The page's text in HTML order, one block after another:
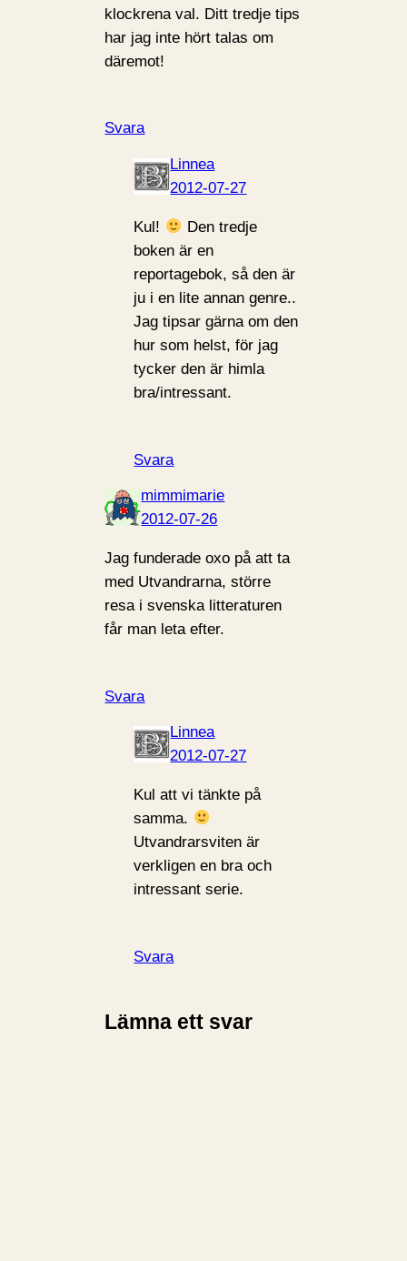
klockrena val. Ditt tredje tips
har jag inte hört talas om
däremot!
Svara
Linnea
2012-07-27
Kul!
Den tredje
boken är en
reportagebok, så den är
ju i en lite annan genre..
Jag tipsar gärna om den
hur som helst, för jag
tycker den är himla
bra/intressant.
Svara
mimmimarie
2012-07-26
Jag funderade oxo på att ta
med Utvandrarna, större
resa i svenska litteraturen
får man leta efter.
Svara
Linnea
2012-07-27
Kul att vi tänkte på
samma.
Utvandrarsviten är
verkligen en bra och
intressant serie.
Svara
Lämna ett svar